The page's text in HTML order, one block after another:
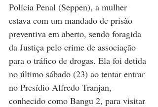
Polícia Penal (Seppen), a mulher
estava com um mandado de prisão
preventiva em aberto, sendo foragida
da Justiça pelo crime de associação
para o tráfico de drogas. Ela foi detida
no último sábado (23) ao tentar entrar
no Presídio Alfredo Tranjan,
conhecido como Bangu 2, para visitar